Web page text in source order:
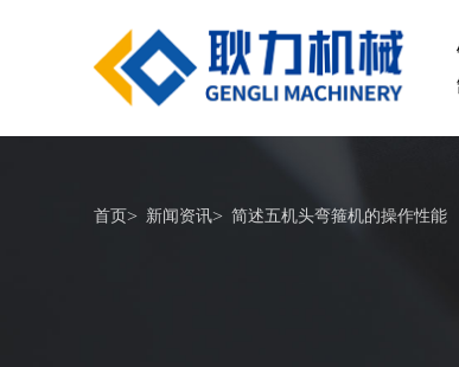
首页> 新闻资讯> 简述五机头弯箍机的操作性能